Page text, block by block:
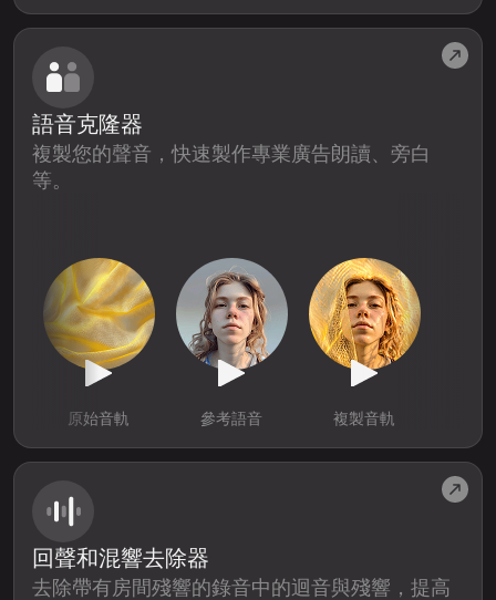
語音克隆器
複製您的聲音，快速製作專業廣告朗讀、旁白
等。
原始音軌 參考語音 複製音軌
回聲和混響去除器
去除帶有房間殘響的錄音中的迴音與殘響，提高